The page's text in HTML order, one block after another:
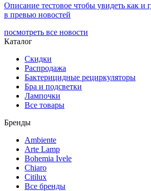
Описание тестовое чтобы увидеть как и
в превью новостей
посмотреть все новости
Каталог
Скидки
Распродажа
Бактерицидные рециркуляторы
Бра и подсветки
Лампочки
Все товары
Бренды
Ambiente
Arte Lamp
Bohemia Ivele
Chiaro
Citilux
Все бренды